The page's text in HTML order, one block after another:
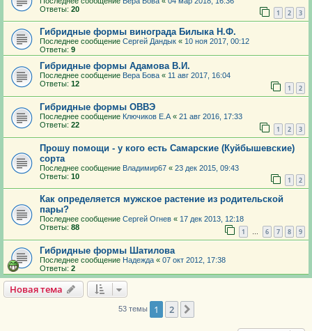
Ответы: 20 1 2 3
Гибридные формы винограда Билыка Н.Ф.
Последнее сообщение Сергей Дандык « 10 ноя 2017, 00:12
Ответы: 9
Гибридные формы Адамова В.И.
Последнее сообщение Вера Бова « 11 авг 2017, 16:04
Ответы: 12 1 2
Гибридные формы ОВВЭ
Последнее сообщение Ключиков Е.А « 21 авг 2016, 17:33
Ответы: 22 1 2 3
Прошу помощи - у кого есть Самарские (Куйбышевские)
сорта
Последнее сообщение Владимир67 « 23 дек 2015, 09:43
Ответы: 10 1 2
Как определяется мужское растение из родительской
пары?
Последнее сообщение Сергей Огнев « 17 дек 2013, 12:18
Ответы: 88 1 … 6 7 8 9
Гибридные формы Шатилова
Последнее сообщение Надежда « 07 окт 2012, 17:38
Ответы: 2
Новая тема
53 темы 1 2